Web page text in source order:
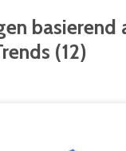
basierend
(12)